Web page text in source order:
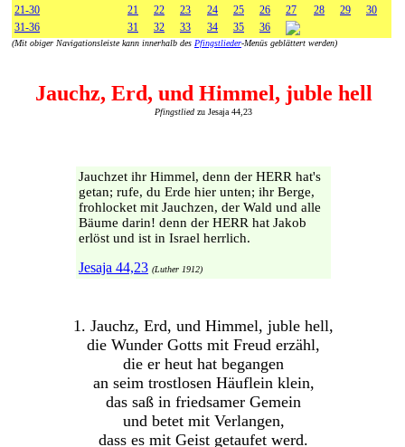
21-30
21 22 23 24 25 26 27 28 29
30
31-36
31 32 33 34 35 36
(Mit obiger Navigationsleiste kann innerhalb des Pfingstlieder-Menüs geblättert werden)
Jauchz, Erd, und Himmel, juble hell
Pfingstlied zu Jesaja 44,23
Jauchzet ihr Himmel, denn der HERR hat's
getan; rufe, du Erde hier unten; ihr Berge,
frohlocket mit Jauchzen, der Wald und alle
Bäume darin! denn der HERR hat Jakob
erlöst und ist in Israel herrlich.
Jesaja 44,23 (Luther 1912)
1. Jauchz, Erd, und Himmel, juble hell,
die Wunder Gotts mit Freud erzähl,
die er heut hat begangen
an seim trostlosen Häuflein klein,
das saß in friedsamer Gemein
und betet mit Verlangen,
dass es mit Geist getaufet werd.